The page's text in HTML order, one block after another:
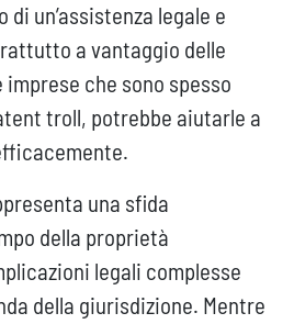
di un’assistenza legale e
a vantaggio delle
che sono spesso
troll, potrebbe aiutarle a
una sfida
della proprietà
legali complesse
della giurisdizione. Mentre